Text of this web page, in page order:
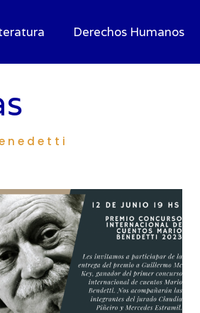
Derechos Humanos